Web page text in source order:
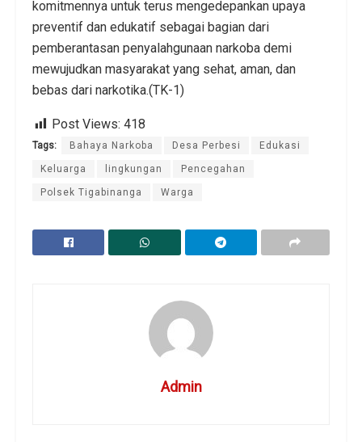
komitmennya untuk terus mengedepankan upaya
preventif dan edukatif sebagai bagian dari
pemberantasan penyalahgunaan narkoba demi
mewujudkan masyarakat yang sehat, aman, dan
bebas dari narkotika.(TK-1)
Post Views: 418
Tags: Bahaya Narkoba Desa Perbesi Edukasi
Keluarga lingkungan Pencegahan
Polsek Tigabinanga Warga
Admin